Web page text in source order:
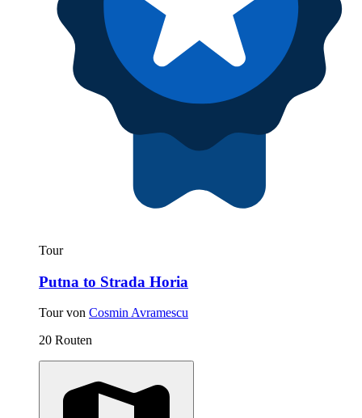
Tour
Putna to Strada Horia
Tour von Cosmin Avramescu
20 Routen